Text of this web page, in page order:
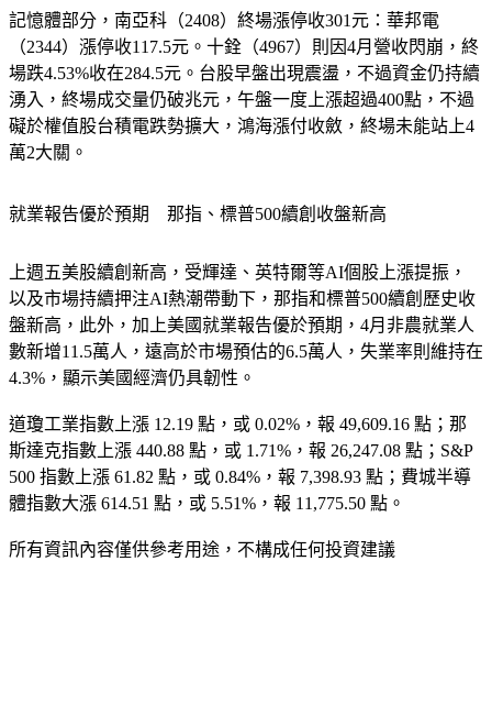
記憶體部分，南亞科（2408）終場漲停收301元：華邦電
（2344）漲停收117.5元。十銓（4967）則因4月營收閃崩，終
場跌4.53%收在284.5元。台股早盤出現震盪，不過資金仍持續
湧入，終場成交量仍破兆元，午盤一度上漲超過400點，不過
礙於權值股台積電跌勢擴大，鴻海漲付收斂，終場未能站上4
上週五美股續創新高，受輝達、英特爾等AI個股上漲提振，
以及市場持續押注AI熱潮帶動下，那指和標普500續創歷史收
盤新高，此外，加上美國就業報告優於預期，4月非農就業人
數新增11.5萬人，遠高於市場預估的6.5萬人，失業率則維持在
道瓊工業指數上漲 12.19 點，或 0.02%，報 49,609.16 點；那
斯達克指數上漲 440.88 點，或 1.71%，報 26,247.08 點；S&P
500 指數上漲 61.82 點，或 0.84%，報 7,398.93 點；費城半導